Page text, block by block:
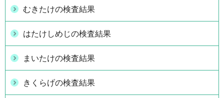
むきたけの検査結果
はたけしめじの検査結果
まいたけの検査結果
きくらげの検査結果